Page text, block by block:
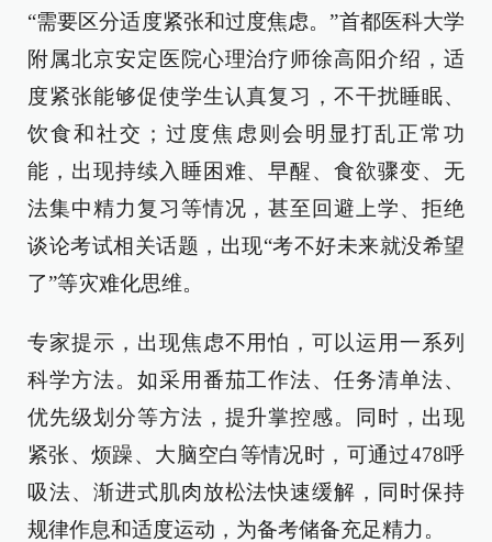
“需要区分适度紧张和过度焦虑。”首都医科大学
附属北京安定医院心理治疗师徐高阳介绍，适
度紧张能够促使学生认真复习，不干扰睡眠、
饮食和社交；过度焦虑则会明显打乱正常功
能，出现持续入睡困难、早醒、食欲骤变、无
法集中精力复习等情况，甚至回避上学、拒绝
谈论考试相关话题，出现“考不好未来就没希望
了”等灾难化思维。
专家提示，出现焦虑不用怕，可以运用一系列
科学方法。如采用番茄工作法、任务清单法、
优先级划分等方法，提升掌控感。同时，出现
紧张、烦躁、大脑空白等情况时，可通过478呼
吸法、渐进式肌肉放松法快速缓解，同时保持
规律作息和适度运动，为备考储备充足精力。